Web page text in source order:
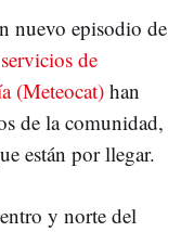
nuevo episodio de
servicios de
(Meteocat) han
de la comunidad,
están por llegar.
y norte del